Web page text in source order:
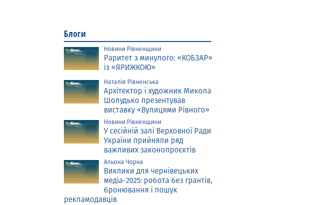
Блоги
Новини Рівненщини
Раритет з минулого: «КОБЗАР»
із «ЯРИЖКОЮ»
Наталія Рівненська
Архітектор і художник Микола
Шолудько презентував
виставку «Вулицями Рівного»
Новини Рівненщини
У сесійній залі Верховної Ради
України прийняли ряд
важливих законопроєктів
Альона Чорна
Виклики для чернівецьких
медіа-2025: робота без грантів,
бронювання і пошук
рекламодавців